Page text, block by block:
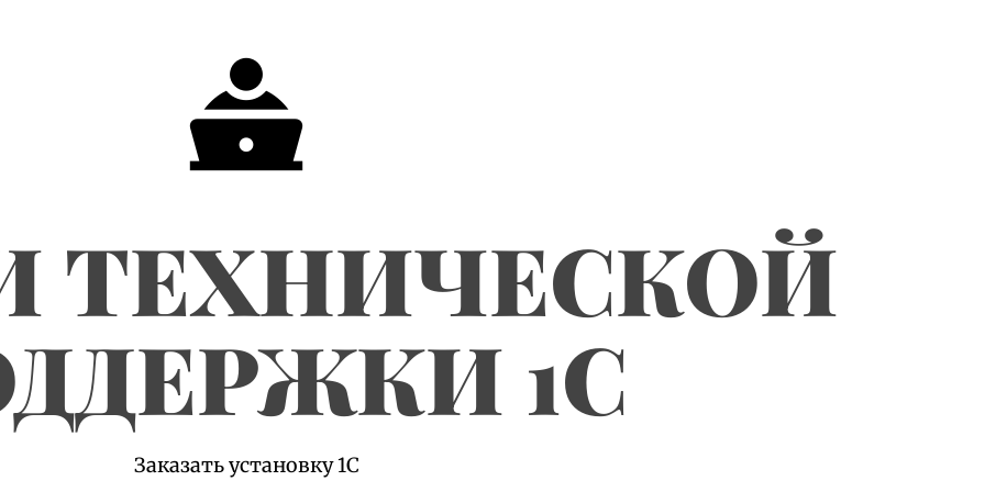
ТЕХНИЧЕСКОЙ
1С
Заказать установку 1С